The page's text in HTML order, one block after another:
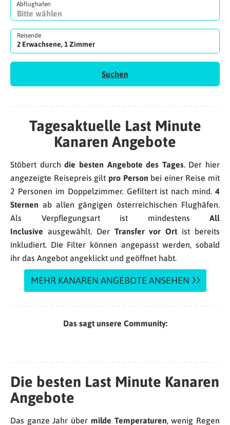
Abflughafen
Reisende
2 Erwachsene, 1 Zimmer
Suchen
Tagesaktuelle Last Minute
Kanaren Angebote
Stöbert durchdie besten Angebote des Tages. Der hier
angezeigte Reisepreis gilt pro Person bei einer Reise mit
2 Personen im Doppelzimmer. Gefiltert ist nach mind. 4
Sternen ab allen gängigen österreichischen Flughäfen.
Als Verpflegungsart ist mindestens All
Inclusive ausgewählt. Der Transfer vor Ort ist bereits
inkludiert. Die Filter können angepasst werden, sobald
ihr das Angebot angeklickt und geöffnet habt.
MEHR KANAREN ANGEBOTE ANSEHEN
Das sagt unsere Community:
Die besten Last Minute Kanaren
Angebote
Das ganze Jahr über milde Temperaturen, wenig Regen